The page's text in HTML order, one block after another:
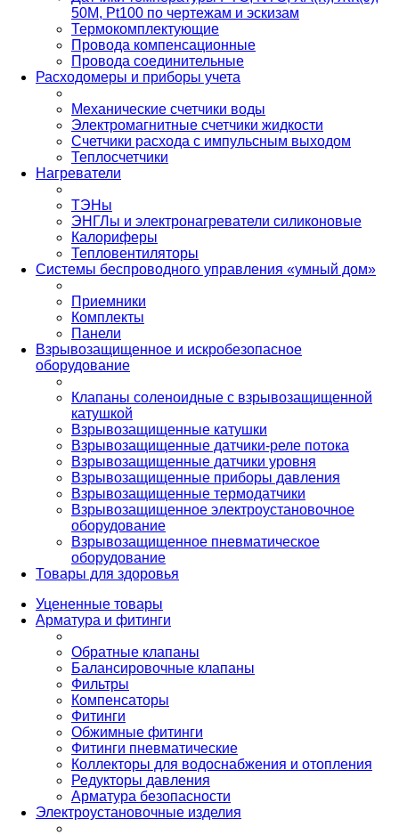
50М, Pt100 по чертежам и эскизам
Термокомплектующие
Провода компенсационные
Провода соединительные
Расходомеры и приборы учета
Механические счетчики воды
Электромагнитные счетчики жидкости
Счетчики расхода с импульсным выходом
Теплосчетчики
Нагреватели
ТЭНы
ЭНГЛы и электронагреватели силиконовые
Калориферы
Тепловентиляторы
Системы беспроводного управления «умный дом»
Приемники
Комплекты
Панели
Взрывозащищенное и искробезопасное
оборудование
Клапаны соленоидные с взрывозащищенной
катушкой
Взрывозащищенные катушки
Взрывозащищенные датчики-реле потока
Взрывозащищенные датчики уровня
Взрывозащищенные приборы давления
Взрывозащищенные термодатчики
Взрывозащищенное электроустановочное
оборудование
Взрывозащищенное пневматическое
оборудование
Товары для здоровья
Уцененные товары
Арматура и фитинги
Обратные клапаны
Балансировочные клапаны
Фильтры
Компенсаторы
Фитинги
Обжимные фитинги
Фитинги пневматические
Коллекторы для водоснабжения и отопления
Редукторы давления
Арматура безопасности
Электроустановочные изделия